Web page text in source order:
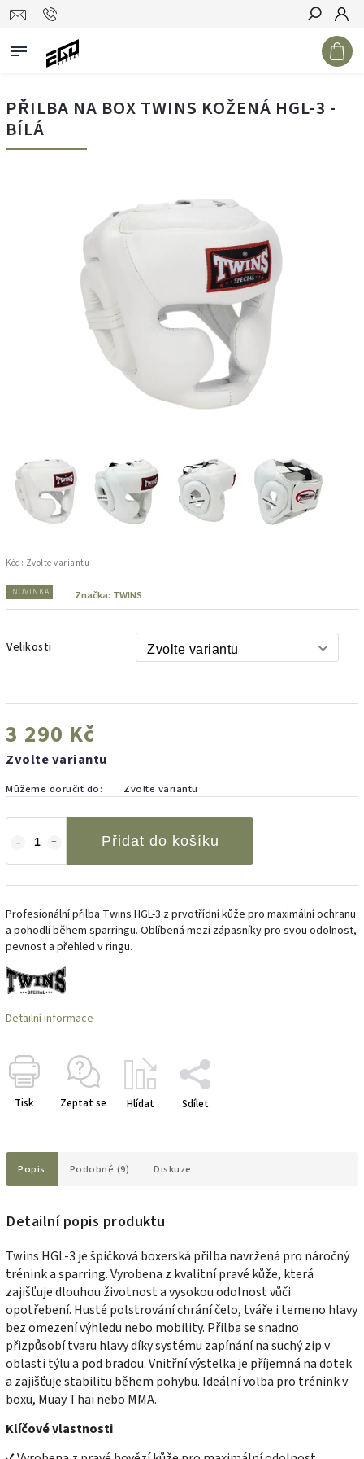
Hledat
PŘILBA NA BOX TWINS KOŽENÁ HGL-3 -
BÍLÁ
Kód: Zvolte variantu
NOVINKA Značka: TWINS
Velikosti
3 290 Kč
Zvolte variantu
Můžeme doručit do: Zvolte variantu
Přidat do košíku
Profesionální přilba Twins HGL-3 z prvotřídní kůže pro maximální ochranu
a pohodlí během sparringu. Oblíbená mezi zápasníky pro svou odolnost,
pevnost a přehled v ringu.
Detailní informace
Tisk Zeptat se Hlídat Sdílet
Popis Podobné (9) Diskuze
Detailní popis produktu
Twins HGL-3 je špičková boxerská přilba navržená pro náročný
trénink a sparring. Vyrobena z kvalitní pravé kůže, která
zajišťuje dlouhou životnost a vysokou odolnost vůči
opotřebení. Husté polstrování chrání čelo, tváře i temeno hlavy
bez omezení výhledu nebo mobility. Přilba se snadno
přizpůsobí tvaru hlavy díky systému zapínání na suchý zip v
oblasti týlu a pod bradou. Vnitřní výstelka je příjemná na dotek
a zajišťuje stabilitu během pohybu. Ideální volba pro trénink v
boxu, Muay Thai nebo MMA.
Klíčové vlastnosti